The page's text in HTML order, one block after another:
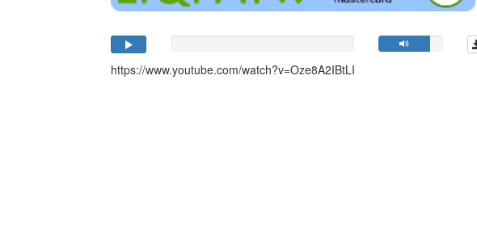
https://www.youtube.com/watch?v=Oze8A2IBtLI